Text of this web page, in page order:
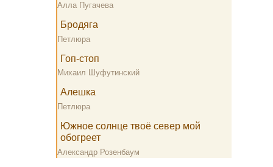
Алла Пугачева
Бродяга
Петлюра
Гоп-стоп
Михаил Шуфутинский
Алешка
Петлюра
Южное солнце твоё север мой
обогреет
Александр Розенбаум